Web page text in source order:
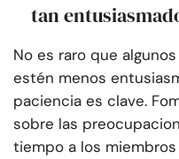
tan
No es raro que
estén menos
paciencia es clave.
sobre las
tiempo a los